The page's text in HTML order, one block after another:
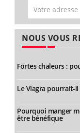
NOUS VOUS
Fortes chaleurs :
Le Viagra pourrait-
Pourquoi manger
être bénéfique